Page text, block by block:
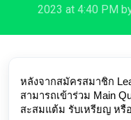
2023 at 4:40 PM
หลังจากสมัครสมาชิก
สามารถเข้าร่วม Main
สะสมแต้ม รับเหรียญ หรื